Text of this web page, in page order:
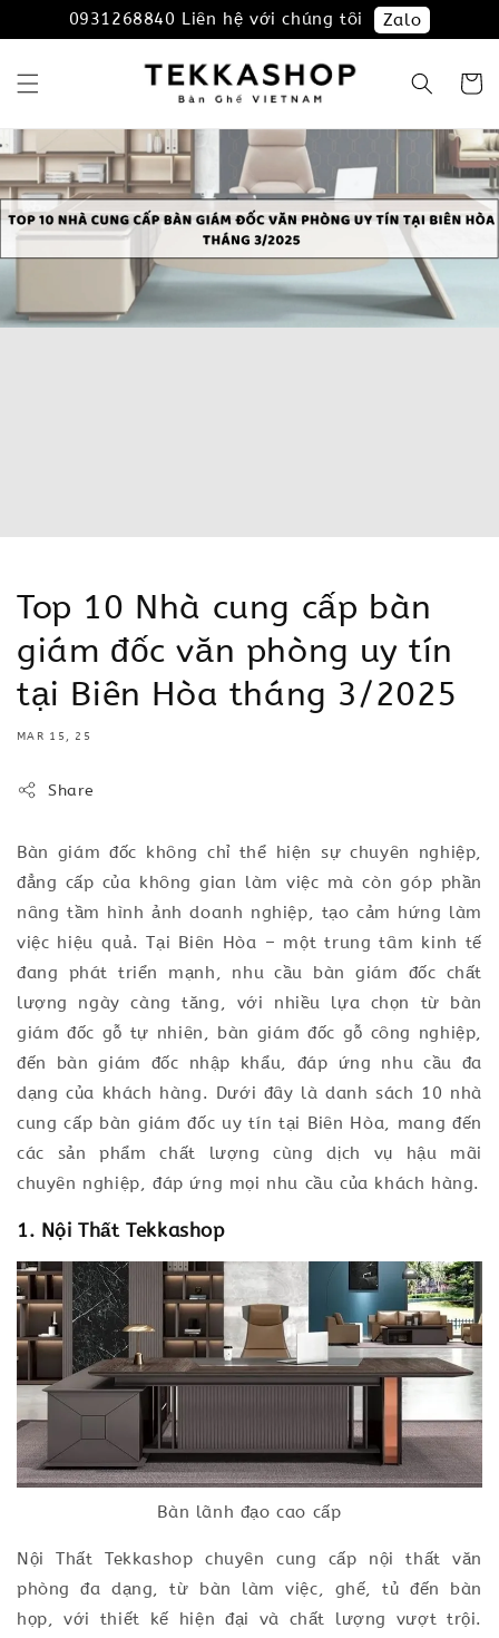
0931268840 Liên hệ với chúng tôi Zalo
Top 10 Nhà cung cấp bàn
giám đốc văn phòng uy tín
tại Biên Hòa tháng 3/2025
MAR 15, 25
Share
Bàn giám đốc không chỉ thể hiện sự chuyên nghiệp,
đẳng cấp của không gian làm việc mà còn góp phần
nâng tầm hình ảnh doanh nghiệp, tạo cảm hứng làm
việc hiệu quả. Tại Biên Hòa – một trung tâm kinh tế
đang phát triển mạnh, nhu cầu bàn giám đốc chất
lượng ngày càng tăng, với nhiều lựa chọn từ bàn
giám đốc gỗ tự nhiên, bàn giám đốc gỗ công nghiệp,
đến bàn giám đốc nhập khẩu, đáp ứng nhu cầu đa
dạng của khách hàng. Dưới đây là danh sách 10 nhà
cung cấp bàn giám đốc uy tín tại Biên Hòa, mang đến
các sản phẩm chất lượng cùng dịch vụ hậu mãi
chuyên nghiệp, đáp ứng mọi nhu cầu của khách hàng.
1. Nội Thất Tekkashop
Bàn lãnh đạo cao cấp
Nội Thất Tekkashop chuyên cung cấp nội thất văn
phòng đa dạng, từ bàn làm việc, ghế, tủ đến bàn
họp, với thiết kế hiện đại và chất lượng vượt trội.